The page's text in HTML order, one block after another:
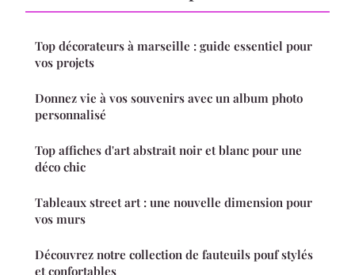
Top décorateurs à marseille : guide essentiel pour
vos projets
Donnez vie à vos souvenirs avec un album photo
personnalisé
Top affiches d'art abstrait noir et blanc pour une
déco chic
Tableaux street art : une nouvelle dimension pour
vos murs
Découvrez notre collection de fauteuils pouf stylés
et confortables